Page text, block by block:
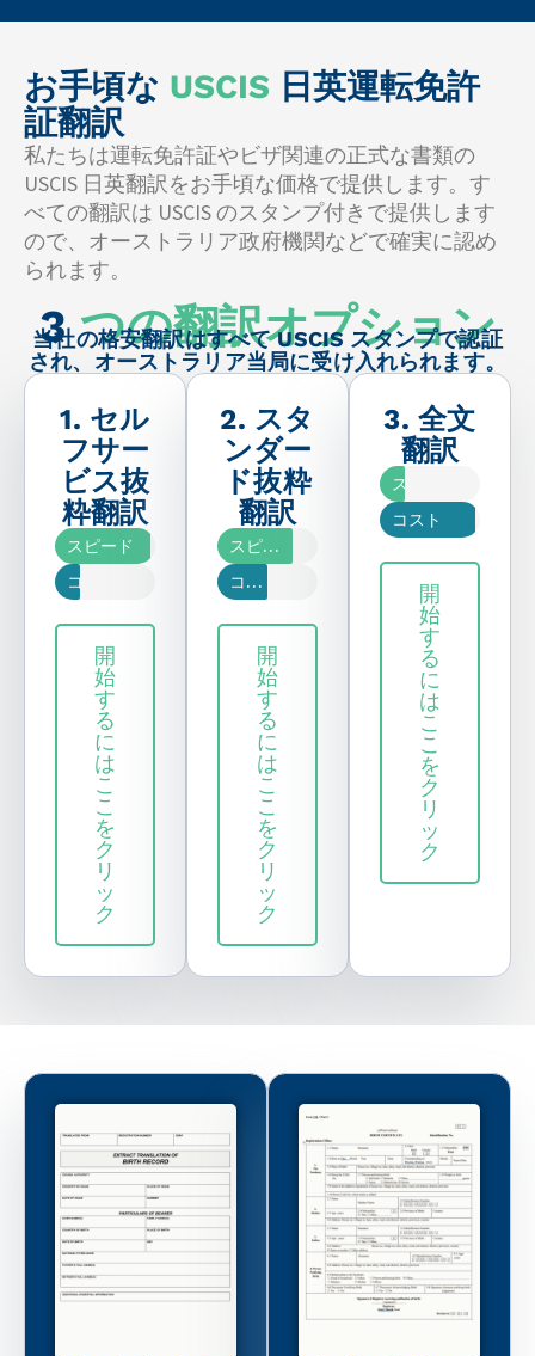
お手頃な USCIS 日英運転免許
証翻訳
私たちは運転免許証やビザ関連の正式な書類の
USCIS 日英翻訳をお手頃な価格で提供します。す
べての翻訳は USCIS のスタンプ付きで提供します
ので、オーストラリア政府機関などで確実に認め
られます。
3つの翻訳オプション
当社の格安翻訳はすべて USCIS スタンプで認証
され、オーストラリア当局に受け入れられます。
1. セル
フサー
ビス抜
粋翻訳
スピード
開
始
す
る
に
は
こ
こ
を
ク
リ
ッ
ク
2. スタ
ンダー
ド抜粋
翻訳
スピード
コスト
開
始
す
る
に
は
こ
こ
を
ク
リ
ッ
ク
3. 全文
翻訳
コスト
開
始
す
る
に
は
こ
こ
を
ク
リ
ッ
ク